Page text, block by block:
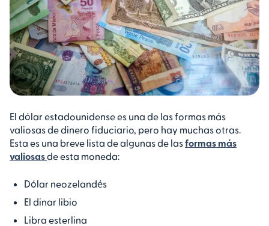
El dólar estadounidense es una de las formas más
valiosas de dinero fiduciario, pero hay muchas otras.
Esta es una breve lista de algunas de lasformas más
valiosasde esta moneda:
Dólar neozelandés
El dinar libio
Libra esterlina